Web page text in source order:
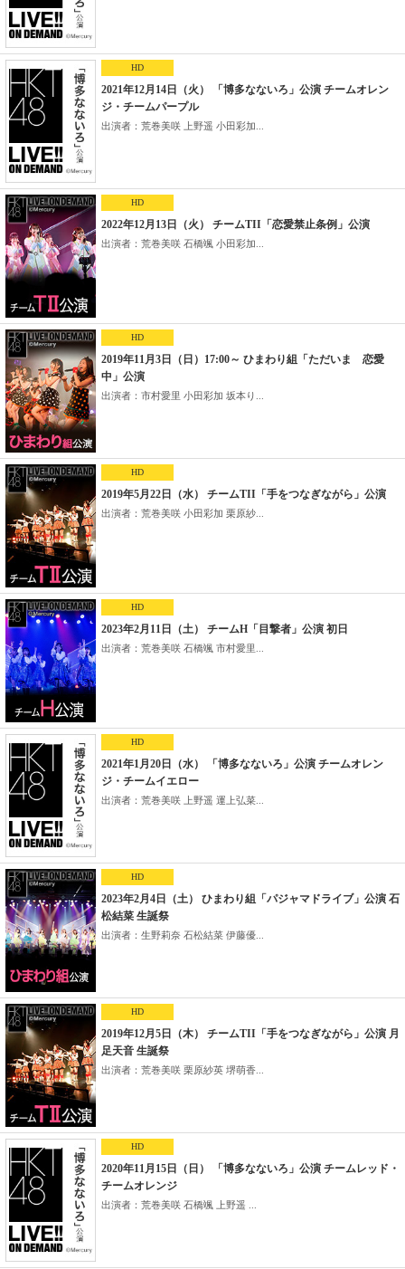
HD
2021年12月14日（火） 「博多なないろ」公演 チームオレン
ジ・チームパープル
出演者：荒巻美咲 上野遥 小田彩加...
HD
2022年12月13日（火） チームTII「恋愛禁止条例」公演
出演者：荒巻美咲 石橋颯 小田彩加...
HD
2019年11月3日（日）17:00～ ひまわり組「ただいま 恋愛
中」公演
出演者：市村愛里 小田彩加 坂本り...
HD
2019年5月22日（水） チームTII「手をつなぎながら」公演
出演者：荒巻美咲 小田彩加 栗原紗...
HD
2023年2月11日（土） チームH「目撃者」公演 初日
出演者：荒巻美咲 石橋颯 市村愛里...
HD
2021年1月20日（水） 「博多なないろ」公演 チームオレン
ジ・チームイエロー
出演者：荒巻美咲 上野遥 運上弘菜...
HD
2023年2月4日（土） ひまわり組「パジャマドライブ」公演 石
松結菜 生誕祭
出演者：生野莉奈 石松結菜 伊藤優...
HD
2019年12月5日（木） チームTII「手をつなぎながら」公演 月
足天音 生誕祭
出演者：荒巻美咲 栗原紗英 堺萌香...
HD
2020年11月15日（日） 「博多なないろ」公演 チームレッド・
チームオレンジ
出演者：荒巻美咲 石橋颯 上野遥 ...